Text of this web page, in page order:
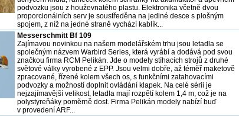
podvozku jsou z houževnatého plastu. Elektronika včetně dvou
proporcionálních serv je soustředěna na jediné desce s plošným
spojem, z níž na jedné straně vychází kablík...
Messerschmitt Bf 109
Zajímavou novinkou na našem modelářském trhu jsou letadla se
společným názvem Warbird Series, která vyrábí a dodává pod svou
značkou firma RCM Pelikán. Jde o modely stíhacích strojů z druhé
světové války vyrobené z EPP. Jsou velmi dobře, až téměř maketově
zpracované, řízené kolem všech os, s funkčními zatahovacími
podvozky a možností doplnit ovládání klapek. Na celé sérii je
nejzajímavější velikost, letadla mají rozpětí kolem 1,4 m, což je na
polystyreňáky poměrně dost. Firma Pelikán modely nabízí buď
v provedení ARF...